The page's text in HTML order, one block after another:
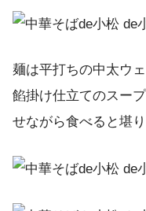
麺は平打ちの中太ウ
餡掛け仕立てのスー
せながら食べると堪